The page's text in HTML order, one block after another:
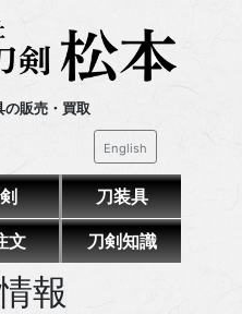
の販売・買取
English
刀装具
文 刀剣知識
報